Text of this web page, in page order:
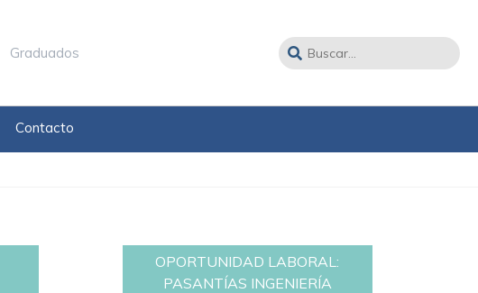
Graduados
Contacto
OPORTUNIDAD LABORAL:
PASANTÍAS INGENIERÍA